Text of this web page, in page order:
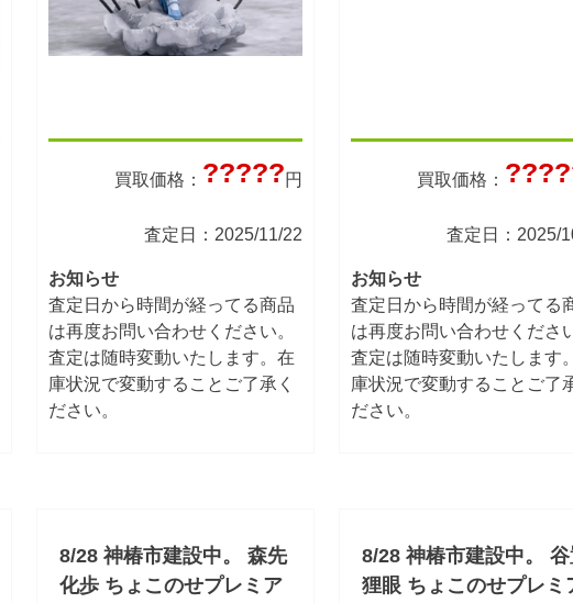
買取価格： ?????円
査定日：2025/11/22
お知らせ
査定日から時間が経ってる商品
は再度お問い合わせください。
査定は随時変動いたします。在
庫状況で変動することご了承く
ださい。
買取価格：
査定日：2025/
お知らせ
査定日から時間が経ってる
は再度お問い合わせくださ
査定は随時変動いたします
庫状況で変動することご了
ださい。
8/28 神椿市建設中。 森先
化歩 ちょこのせプレミア
8/28 神椿市建設中。
狸眼 ちょこのせプレミ